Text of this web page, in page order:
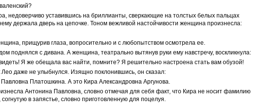
недоверчиво уставившись на бриллианты, сверкающие на толстых белых пальцах
держала дверь на цепочке. Тоном вежливой настойчивости женщина произнесла:
прищурив глаза, вопросительно и с любопытством осмотрела ее.
поднялся с дивана. А женщина, театрально вытянув руки ему навстречу, воскликнула:
Я же обещала вас найти, помните? Я решительно настроена стать вам обузой!
Лео даже не улыбнулся. Изящно поклонившись, он сказал:
Платошкина. А это Кира Александровна Аргунова.
Антонина Павловна, словно отмечая для себя факт, что Кира не носит фамилию
в запястье, словно приготовленную для поцелуя.